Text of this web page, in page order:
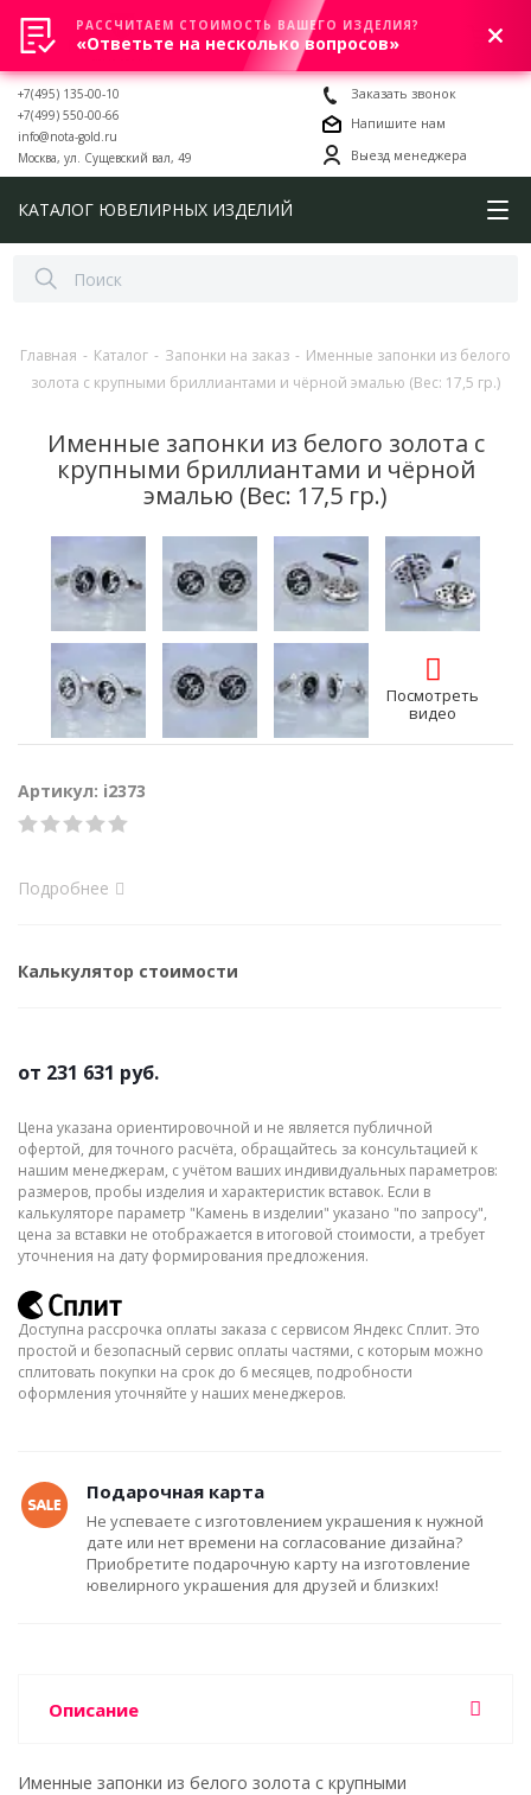
0
+7(495) 135-00-10
+7(499) 550-00-66
info@nota-gold.ru
Москва, ул. Сущевский вал, 49
Заказать звонок
Напишите нам
Выезд менеджера
КАТАЛОГ ЮВЕЛИРНЫХ ИЗДЕЛИЙ
Главная - Каталог - Запонки на заказ - Именные запонки из белого
золота с крупными бриллиантами и чёрной эмалью (Вес: 17,5 гр.)
Именные запонки из белого золота с
крупными бриллиантами и чёрной
эмалью (Вес: 17,5 гр.)
Посмотреть
видео
Артикул: i2373
Подробнее
Калькулятор стоимости
от 231 631 руб.
Цена указана ориентировочной и не является публичной
офертой, для точного расчёта, обращайтесь за консультацией к
нашим менеджерам, с учётом ваших индивидуальных параметров:
размеров, пробы изделия и характеристик вставок. Если в
калькуляторе параметр "Камень в изделии" указано "по запросу",
цена за вставки не отображается в итоговой стоимости, а требует
уточнения на дату формирования предложения.
Доступна рассрочка оплаты заказа с сервисом Яндекс Сплит. Это
простой и безопасный сервис оплаты частями, с которым можно
сплитовать покупки на срок до 6 месяцев, подробности
оформления уточняйте у наших менеджеров.
Подарочная карта
Не успеваете с изготовлением украшения к нужной
дате или нет времени на согласование дизайна?
Приобретите подарочную карту на изготовление
ювелирного украшения для друзей и близких!
Описание
Именные запонки из белого золота с крупными
РАССЧИТАЕМ СТОИМОСТЬ ВАШЕГО ИЗДЕЛИЯ?
«Ответьте на несколько вопросов»